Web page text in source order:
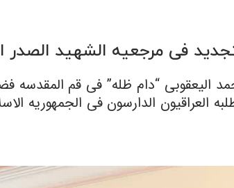
فی مرجعیه الشهید الصدر
الیعقوبی “دام ظله” فی قم المقدسه
الدارسون فی الجمهوریه